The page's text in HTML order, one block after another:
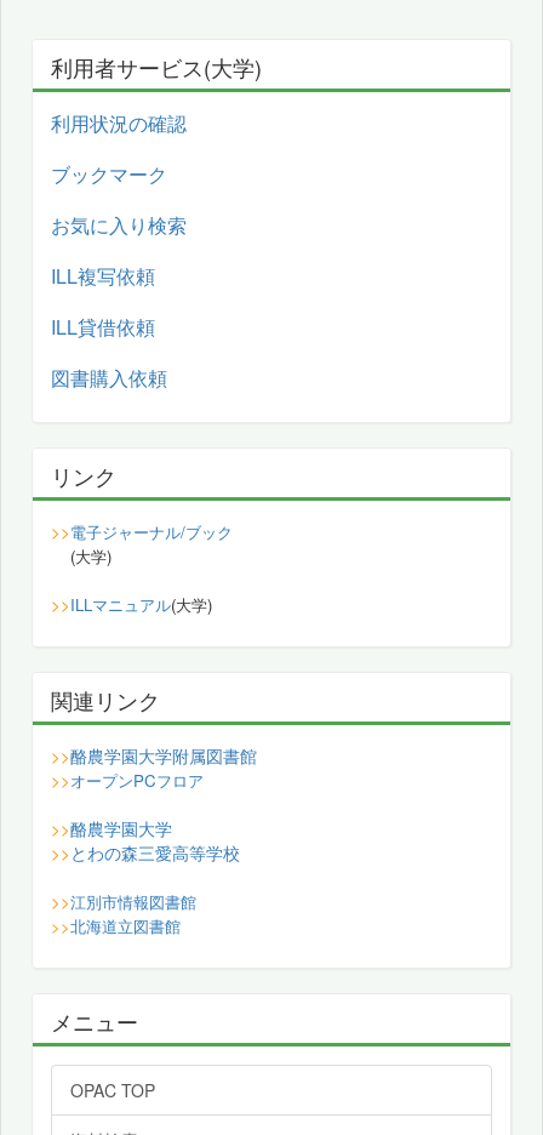
利用者サービス(大学)
利用状況の確認
ブックマーク
お気に入り検索
ILL複写依頼
ILL貸借依頼
図書購入依頼
リンク
>>電子ジャーナル/ブック
(大学)
>>ILLマニュアル(大学)
関連リンク
>>酪農学園大学附属図書館
>>オープンPCフロア
>>酪農学園大学
>> とわの森三愛高等学校
>>江別市情報図書館
>>北海道立図書館
メニュー
OPAC TOP